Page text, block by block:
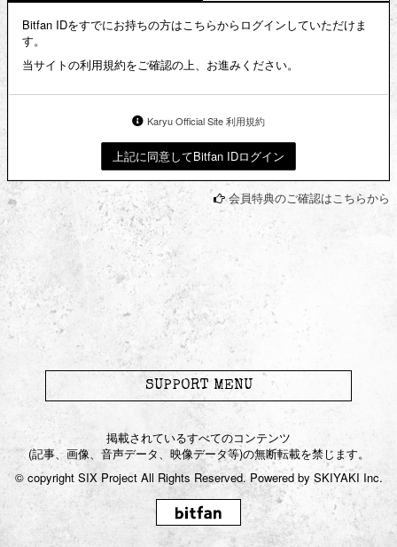
JOIN LOGIN
to Karyu
Blog
Gallery
Movie
Live / Radio
Streaming
Chat Room
Bitfan IDをすでにお持ちの方はこちらからログインしていただけま
す。
当サイトの利用規約をご確認の上、お進みください。
Karyu Official Site 利用規約
上記に同意してBitfan IDログイン
会員特典のご確認はこちらから
SUPPORT MENU
掲載されているすべてのコンテンツ
(記事、画像、音声データ、映像データ等)の無断転載を禁じます。
© copyright SIX Project All Rights Reserved. Powered bySKIYAKI Inc.